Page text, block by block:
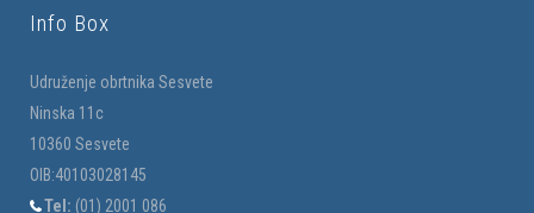
Info Box
Udruženje obrtnika Sesvete
Ninska 11c
10360 Sesvete
OIB:40103028145
Tel: (01) 2001 086